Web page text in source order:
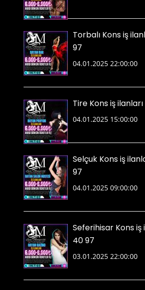
Torbalı Kons iş
97
04.01.2025 22:00:00
Tire Kons iş
04.01.2025 15:00:00
Selçuk Kons iş
97
04.01.2025 09:00:00
Seferihisar Kons iş
40 97
03.01.2025 22:00:00